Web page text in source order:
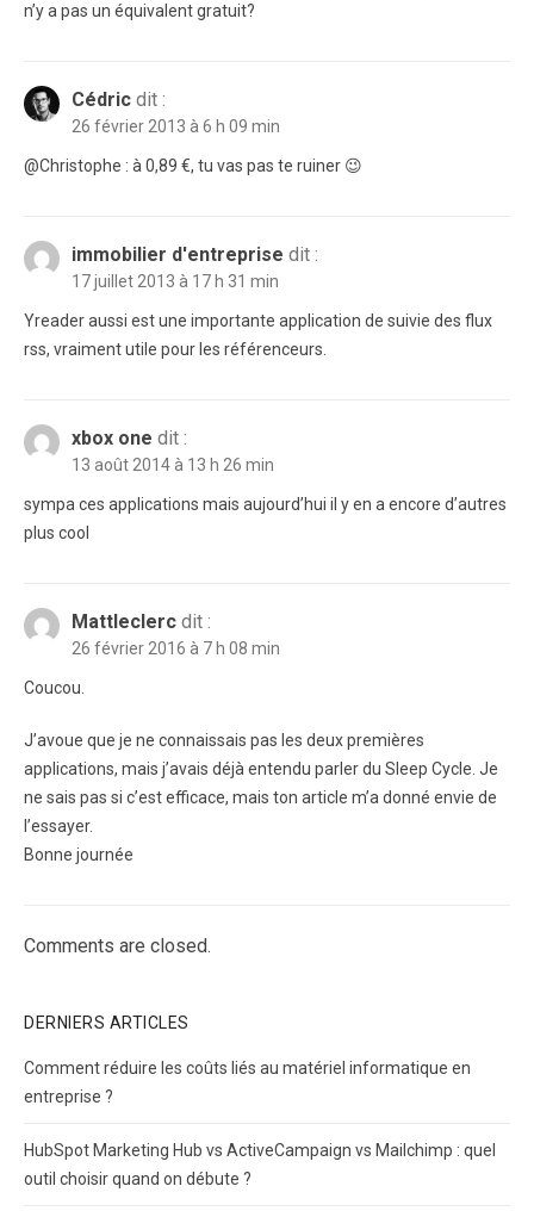
n’y a pas un équivalent gratuit?
Cédric dit :
26 février 2013 à 6 h 09 min
@Christophe : à 0,89 €, tu vas pas te ruiner 😉
immobilier d'entreprise dit :
17 juillet 2013 à 17 h 31 min
Yreader aussi est une importante application de suivie des flux
rss, vraiment utile pour les référenceurs.
xbox one dit :
13 août 2014 à 13 h 26 min
sympa ces applications mais aujourd’hui il y en a encore d’autres
plus cool
Mattleclerc dit :
26 février 2016 à 7 h 08 min
Coucou.
J’avoue que je ne connaissais pas les deux premières
applications, mais j’avais déjà entendu parler du Sleep Cycle. Je
ne sais pas si c’est efficace, mais ton article m’a donné envie de
l’essayer.
Bonne journée
Comments are closed.
DERNIERS ARTICLES
Comment réduire les coûts liés au matériel informatique en
entreprise ?
HubSpot Marketing Hub vs ActiveCampaign vs Mailchimp : quel
outil choisir quand on débute ?